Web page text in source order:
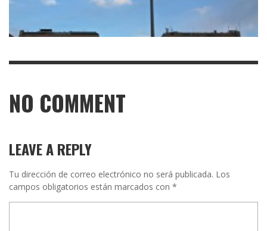
NO COMMENT
LEAVE A REPLY
Tu dirección de correo electrónico no será publicada. Los
campos obligatorios están marcados con *